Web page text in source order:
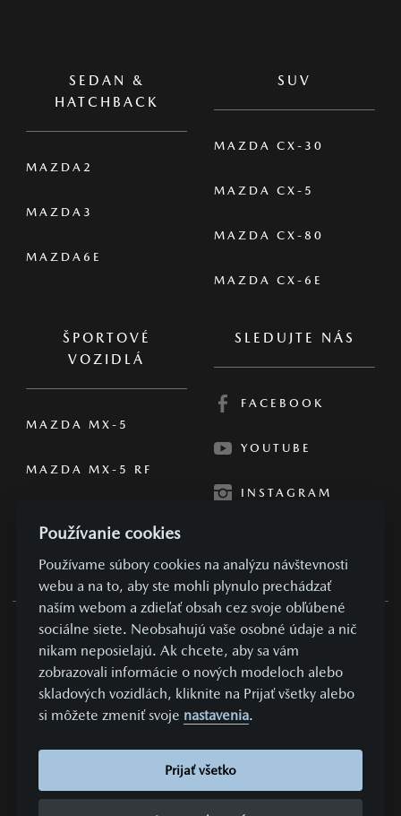
SEDAN &
HATCHBACK
MAZDA2
MAZDA3
MAZDA6E
SUV
MAZDA CX-30
MAZDA CX-5
MAZDA CX-80
MAZDA CX-6E
ŠPORTOVÉ
VOZIDLÁ
MAZDA MX-5
MAZDA MX-5 RF
SLEDUJTE NÁS
FACEBOOK
YOUTUBE
INSTAGRAM
OBCHODNÉ PODMIENKY
SÚKROMIE A OSOBNÉ ÚDAJE
NASTAVENIE COOKIES
REALIZÁCIA COMIN.CZ, S.R.O.
Používanie cookies
Používame súbory cookies na analýzu návštevnosti
webu a na to, aby ste mohli plynulo prechádzať
naším webom a zdieľať obsah cez svoje obľúbené
sociálne siete. Neobsahujú vaše osobné údaje a nič
nikam neposielajú. Ak chcete, aby sa vám
zobrazovali informácie o nových modeloch alebo
skladových vozidlách, kliknite na Prijať všetky alebo
si môžete zmeniť svoje nastavenia.
Prijať všetko